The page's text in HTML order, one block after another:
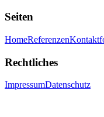
Seiten
HomeReferenzen
Rechtliches
ImpressumDatenschutz